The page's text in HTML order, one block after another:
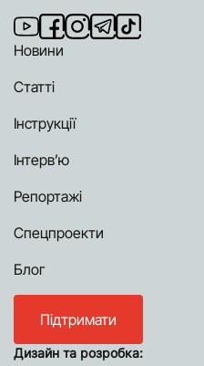
Новини
Статті
Інструкції
Інтерв’ю
Репортажі
Спецпроекти
Блог
Підтримати
Дизайн та розробка: